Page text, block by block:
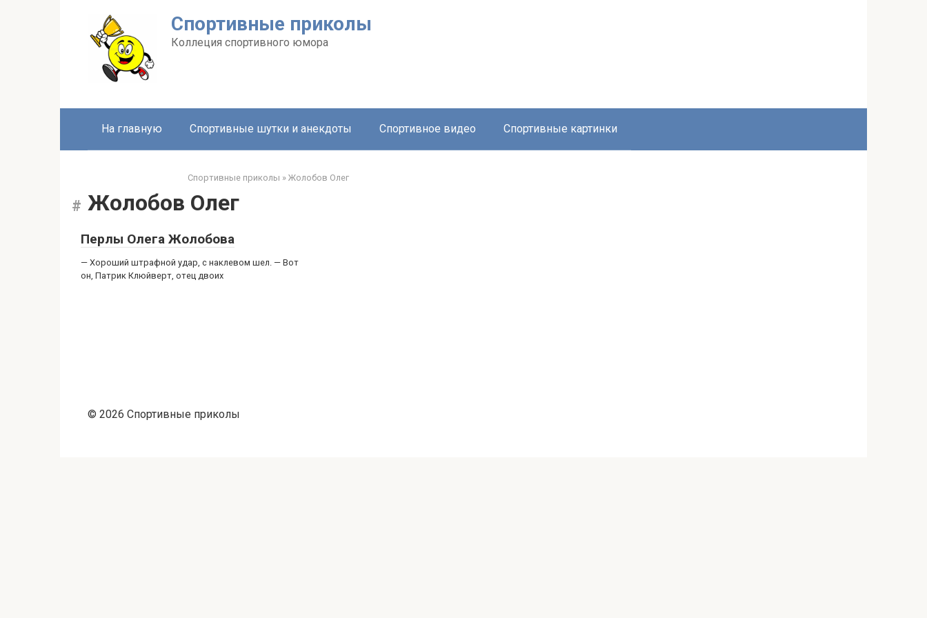
Спортивные приколы
Коллеция спортивного юмора
На главную Спортивные шутки и анекдоты Спортивное видео Спортивные картинки
Спортивные приколы » Жолобов Олег
Жолобов Олег
Перлы Олега Жолобова
— Хороший штрафной удар, с наклевом шел. — Вот
он, Патрик Клюйверт, отец двоих
© 2026 Спортивные приколы